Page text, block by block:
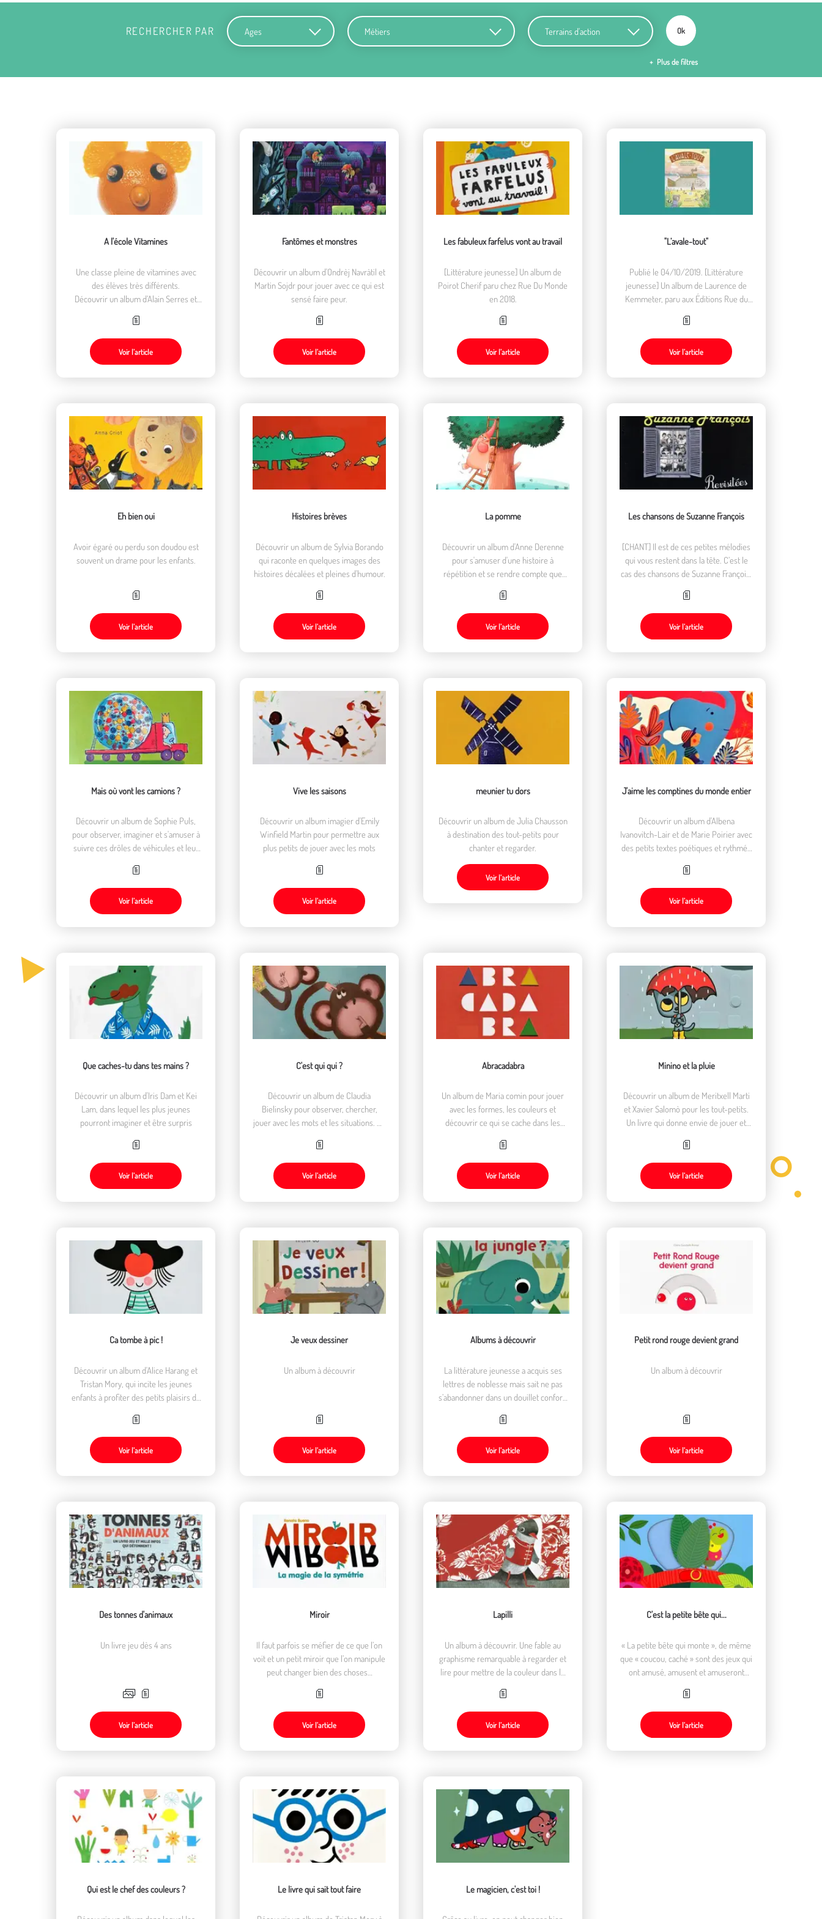
RECHERCHER PAR
Ages Métiers Terrains d'action
Ok
Plus de filtres
A l'école Vitamines
Une classe pleine de vitamines avec
des élèves très différents.
Découvrir un album d’Alain Serres et
personnages sont faits de fruits et de
légumes.
Voir l’article
Fantômes et monstres
Découvrir un album d'Ondrèj Navràtil et
Martin Sojdr pour jouer avec ce qui est
sensé faire peur.
Voir l’article
Les fabuleux farfelus vont au travail
[Littérature jeunesse] Un album de
Poirot Cherif paru chez Rue Du Monde
en 2018.
Voir l’article
"L’avale-tout"
Publié le 04/10/2019. [Littérature
jeunesse] Un album de Laurence de
Kemmeter, paru aux Éditions Rue du
Voir l’article
Eh bien oui
Avoir égaré ou perdu son doudou est
souvent un drame pour les enfants.
Voir l’article
Histoires brèves
Découvrir un album de Sylvia Borando
qui raconte en quelques images des
histoires décalées et pleines d'humour.
Voir l’article
La pomme
Découvrir un album d'Anne Derenne
pour s'amuser d'une histoire à
répétition et se rendre compte que
Voir l’article
Les chansons de Suzanne François
[CHANT] Il est de ces petites mélodies
qui vous restent dans la tête. C’est le
cas des chansons de Suzanne François.
chanter et faire chanter.
Voir l’article
Mais où vont les camions ?
Découvrir un album de Sophie Puls,
pour observer, imaginer et s'amuser à
suivre ces drôles de véhicules et leur
Voir l’article
Vive les saisons
Découvrir un album imagier d'Emily
Winfield Martin pour permettre aux
plus petits de jouer avec les mots
Voir l’article
meunier tu dors
Découvrir un album de Julia Chausson
à destination des tout-petits pour
chanter et regarder.
Voir l’article
J'aime les comptines du monde entier
Découvrir un album d'Albena
Ivanovitch-Lair et de Marie Poirier avec
des petits textes poétiques et rythmés
traversent le temps et l’espace.
Voir l’article
Que caches-tu dans tes mains ?
Découvrir un album d'Iris Dam et Kei
Lam, dans lequel les plus jeunes
pourront imaginer et être surpris
Voir l’article
C'est qui qui ?
Découvrir un album de Claudia
Bielinsky pour observer, chercher,
jouer avec les mots et les situations. Un
Voir l’article
Abracadabra
Un album de Maria comin pour jouer
avec les formes, les couleurs et
découvrir ce qui se cache dans les
Voir l’article
Minino et la pluie
Découvrir un album de Meritxell Marti
et Xavier Salomò pour les tout-petits.
Un livre qui donne envie de jouer et
Voir l’article
Ca tombe à pic !
Découvrir un album d'Alice Harang et
Tristan Mory, qui incite les jeunes
enfants à profiter des petits plaisirs du
Voir l’article
Je veux dessiner
Un album à découvrir
Voir l’article
Albums à découvrir
La littérature jeunesse a acquis ses
lettres de noblesse mais sait ne pas
s’abandonner dans un douillet confort.
variété de livres qui trouvent leur
lectorat dont celui de l’animation à
destination des enfants.
Voir l’article
Petit rond rouge devient grand
Un album à découvrir
Voir l’article
Des tonnes d'animaux
Un livre jeu dès 4 ans
Voir l’article
Miroir
Il faut parfois se méfier de ce que l’on
voit et un petit miroir que l’on manipule
peut changer bien des choses…
Voir l’article
Lapilli
Un album à découvrir. Une fable au
graphisme remarquable à regarder et
lire pour mettre de la couleur dans le
Voir l’article
C'est la petite bête qui...
« La petite bête qui monte », de même
que « coucou, caché » sont des jeux qui
ont amusé, amusent et amuseront
de tout-petits.
Voir l’article
Qui est le chef des couleurs ? Le livre qui sait tout faire Le magicien, c'est toi !